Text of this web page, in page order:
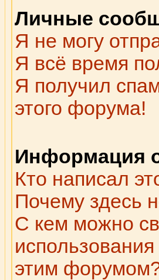
Личные
Я не могу
Я всё время
Я получил
этого форума!
Информация
Кто написал
Почему здесь
С кем можно
этим